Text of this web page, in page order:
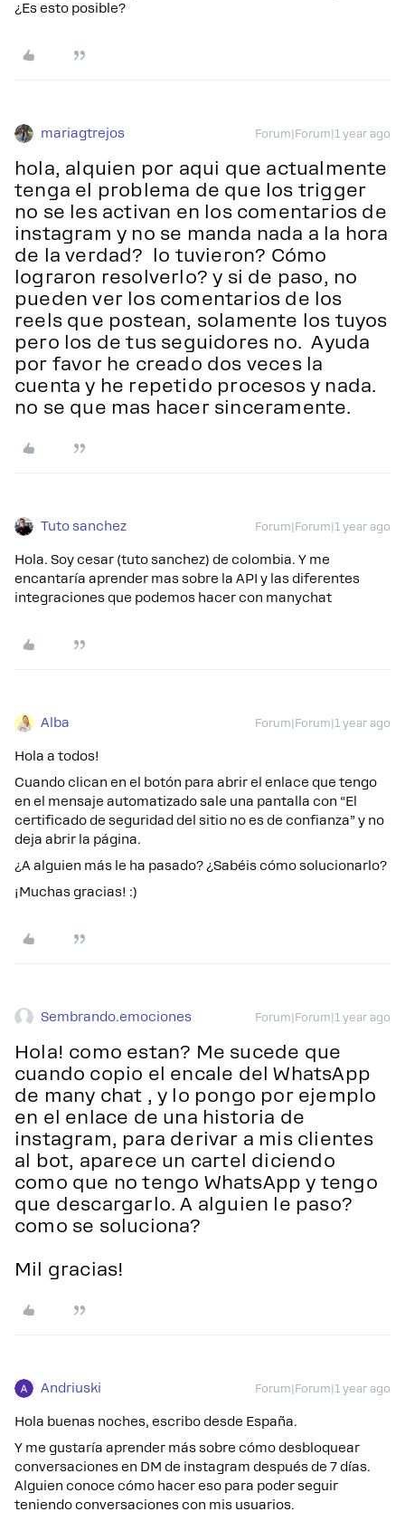
¿Es esto posible?
mariagtrejos Forum|Forum|1 year ago
hola, alquien por aqui que actualmente
tenga el problema de que los trigger
no se les activan en los comentarios de
instagram y no se manda nada a la hora
de la verdad? lo tuvieron? Cómo
lograron resolverlo? y si de paso, no
pueden ver los comentarios de los
reels que postean, solamente los tuyos
pero los de tus seguidores no. Ayuda
por favor he creado dos veces la
cuenta y he repetido procesos y nada.
no se que mas hacer sinceramente.
Tuto sanchez Forum|Forum|1 year ago
Hola. Soy cesar (tuto sanchez) de colombia. Y me
encantaría aprender mas sobre la API y las diferentes
integraciones que podemos hacer con manychat
Alba Forum|Forum|1 year ago
Hola a todos!
Cuando clican en el botón para abrir el enlace que tengo
en el mensaje automatizado sale una pantalla con “El
certificado de seguridad del sitio no es de confianza” y no
deja abrir la página.
¿A alguien más le ha pasado? ¿Sabéis cómo solucionarlo?
¡Muchas gracias! :)
Sembrando.emociones Forum|Forum|1 year ago
Hola! como estan? Me sucede que
cuando copio el encale del WhatsApp
de many chat , y lo pongo por ejemplo
en el enlace de una historia de
instagram, para derivar a mis clientes
al bot, aparece un cartel diciendo
como que no tengo WhatsApp y tengo
que descargarlo. A alguien le paso?
como se soluciona?
Mil gracias!
Andriuski Forum|Forum|1 year ago
Hola buenas noches, escribo desde España.
Y me gustaría aprender más sobre cómo desbloquear
conversaciones en DM de instagram después de 7 días.
Alguien conoce cómo hacer eso para poder seguir
teniendo conversaciones con mis usuarios.